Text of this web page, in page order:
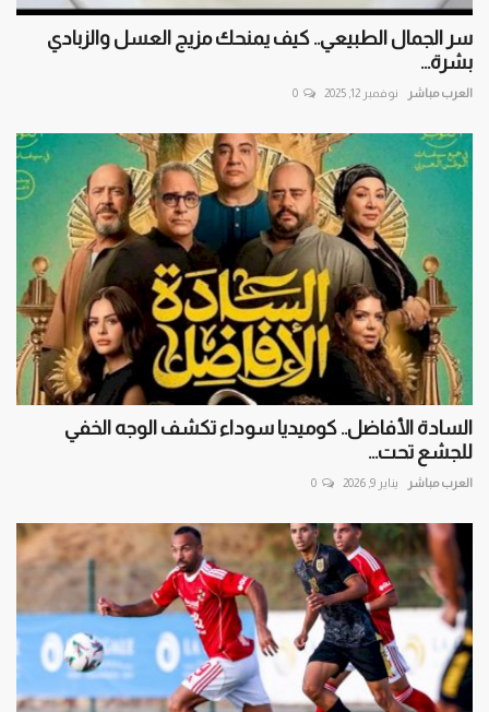
سر الجمال الطبيعي.. كيف يمنحك مزيج العسل والزبادي
بشرة...
العرب مباشر نوفمبر 12, 2025 0
السادة الأفاضل.. كوميديا سوداء تكشف الوجه الخفي
للجشع تحت...
العرب مباشر يناير 9, 2026 0